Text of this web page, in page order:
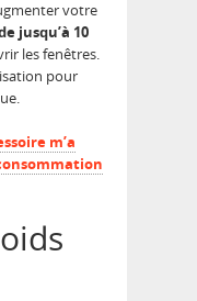
votre
jusqu’à 10
les fenêtres.
pour
m’a